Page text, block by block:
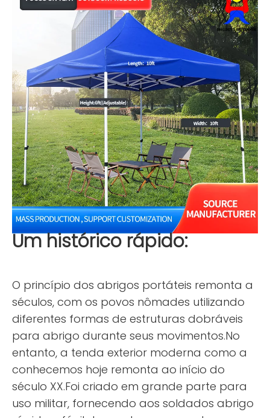
Um histórico rápido:
O princípio dos abrigos portáteis remonta a
séculos, com os povos nômades utilizando
diferentes formas de estruturas dobráveis ​​
para abrigo durante seus movimentos.No
entanto, a tenda exterior moderna como a
conhecemos hoje remonta ao início do
século XX.Foi criado em grande parte para
uso militar, fornecendo aos soldados abrigo